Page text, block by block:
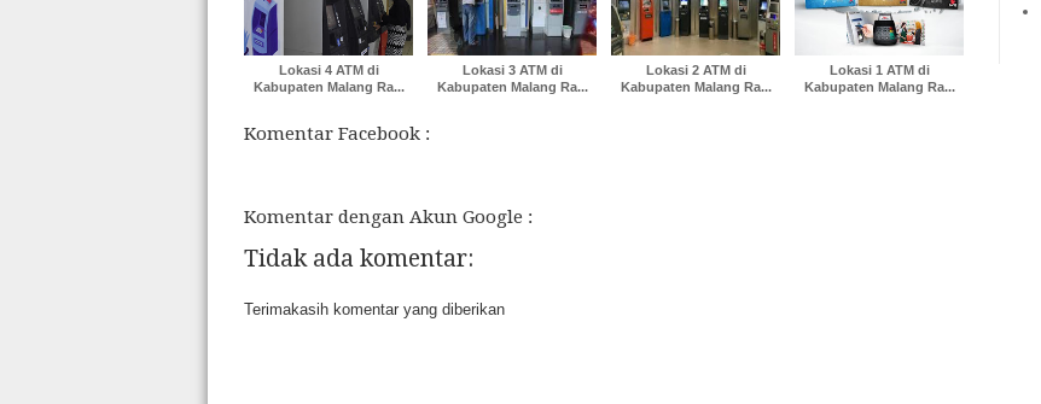
Lokasi 4 ATM di
Kabupaten Malang Ra...
Lokasi 3 ATM di
Kabupaten Malang Ra...
Lokasi 2 ATM di
Kabupaten Malang Ra...
Lokasi 1 ATM di
Kabupaten Malang Ra...
Komentar Facebook :
Komentar dengan Akun Google :
Tidak ada komentar:
Terimakasih komentar yang diberikan